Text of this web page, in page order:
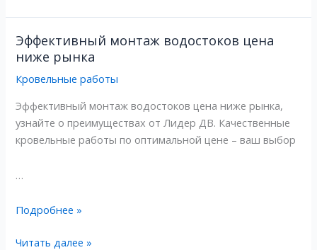
Эффективный монтаж водостоков цена
ниже рынка
Кровельные работы
Эффективный монтаж водостоков цена ниже рынка,
узнайте о преимуществах от Лидер ДВ. Качественные
кровельные работы по оптимальной цене – ваш выбор
…
Эффективный
монтаж
водостоков
ниже
рынка
Подробнее »
Эффективный
монтаж
водостоков
ниже
рынка
Читать далее »